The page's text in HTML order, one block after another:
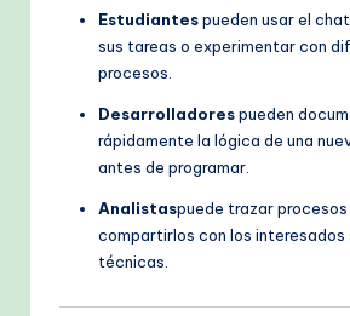
Estudiantespueden usar el
sus tareas o experimentar con
procesos.
Desarrolladorespueden
rápidamente la lógica de una
antes de programar.
Analistaspuede trazar
compartirlos con los interesados
técnicas.